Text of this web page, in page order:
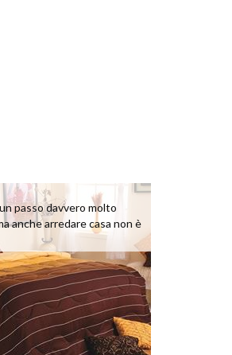
passo davvero molto
anche arredare casa non è